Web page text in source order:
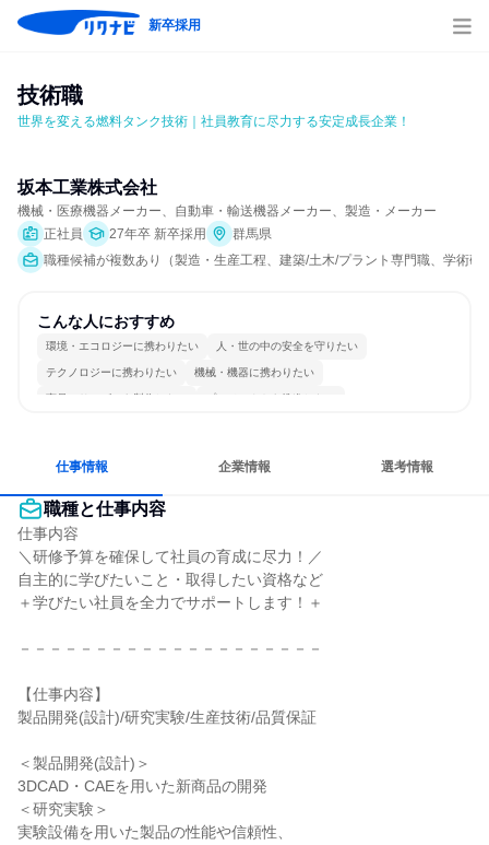
新卒採用
技術職
世界を変える燃料タンク技術｜社員教育に尽力する安定成長企業！
坂本工業株式会社
機械・医療機器メーカー、自動車・輸送機器メーカー、製造・メーカー
正社員
27年卒 新卒採用
群馬県
職種候補が複数あり（製造・生産工程、建築/土木/プラント専門職、学術研
こんな人におすすめ
環境・エコロジーに携わりたい 人・世の中の安全を守りたい
テクノロジーに携わりたい 機械・機器に携わりたい
商品・サービスを製作したい プロジェクトを推進したい
仕事情報 企業情報 選考情報
職種と仕事内容
仕事内容
＼研修予算を確保して社員の育成に尽力！／
自主的に学びたいこと・取得したい資格など
＋学びたい社員を全力でサポートします！＋
－－－－－－－－－－－－－－－－－－－－
【仕事内容】
製品開発(設計)/研究実験/生産技術/品質保証
＜製品開発(設計)＞
3DCAD・CAEを用いた新商品の開発
＜研究実験＞
実験設備を用いた製品の性能や信頼性、